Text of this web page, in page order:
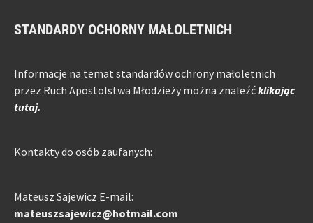
STANDARDY OCHORNY MAŁOLETNICH
Informacje na temat standardów ochrony małoletnich
przez Ruch Apostolstwa Młodzieży można znaleźćklikając
tutaj.
Kontakty do osób zaufanych:
Mateusz Sajewicz E-mail:
mateuszsajewicz@hotmail.com